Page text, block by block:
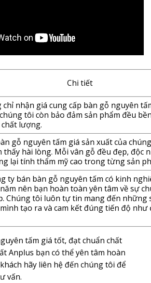
Chi tiết
chỉ nhận giá cung cấp bàn gỗ nguyên
tôi còn bảo đảm sản phẩm đều
lượng.
gỗ nguyên tấm giá sản xuất của
thấy hài lòng. Mỗi vân gỗ đều đẹp, độc
lại tính thẩm mỹ cao trong từng sản
ty bán bàn gỗ nguyên tấm có kinh
nên bạn hoàn toàn yên tâm về sự
Chúng tôi luôn tự tin mang đến những
tạo ra và cam kết đúng tiến độ như
tấm giá tốt, đạt chuẩn chất
Anplus bạn có thể yên tâm hoàn
hãy liên hệ đến chúng tôi để
vấn.